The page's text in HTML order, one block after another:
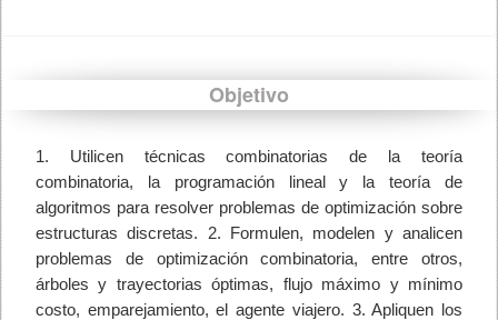
Objetivo
1. Utilicen técnicas combinatorias de la teoría
combinatoria, la programación lineal y la teoría de
algoritmos para resolver problemas de optimización sobre
estructuras discretas. 2. Formulen, modelen y analicen
problemas de optimización combinatoria, entre otros,
árboles y trayectorias óptimas, flujo máximo y mínimo
costo, emparejamiento, el agente viajero. 3. Apliquen los